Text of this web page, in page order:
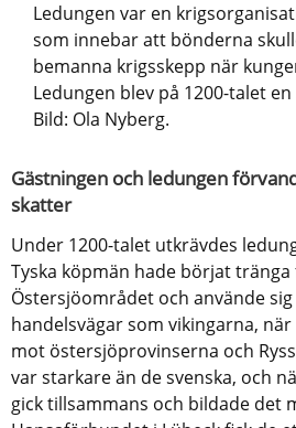
Ledungen var en
som innebar att bönderna
bemanna krigsskepp när
Ledungen blev på 1200-talet
Bild: Ola Nyberg.
Gästningen och ledungen
skatter
Under 1200-talet utkrävdes
Tyska köpmän hade börjat tränga
Östersjöområdet och använde sig
handelsvägar som vikingarna,
mot östersjöprovinserna och
var starkare än de svenska, och
gick tillsammans och bildade det